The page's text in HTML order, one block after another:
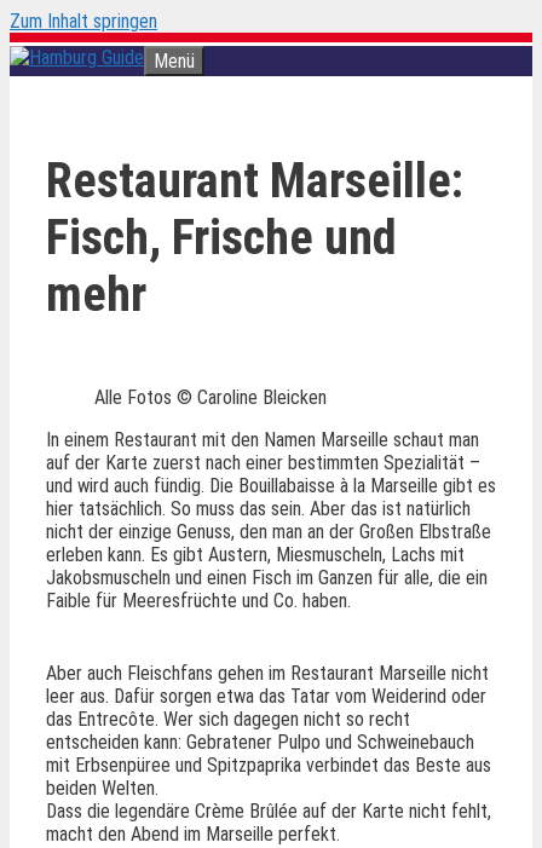
Zum Inhalt springen
Menü
Restaurant Marseille:
Fisch, Frische und
mehr
Alle Fotos © Caroline Bleicken
In einem Restaurant mit den Namen Marseille schaut man
auf der Karte zuerst nach einer bestimmten Spezialität –
und wird auch fündig. Die Bouillabaisse à la Marseille gibt es
hier tatsächlich. So muss das sein. Aber das ist natürlich
nicht der einzige Genuss, den man an der Großen Elbstraße
erleben kann. Es gibt Austern, Miesmuscheln, Lachs mit
Jakobsmuscheln und einen Fisch im Ganzen für alle, die ein
Faible für Meeresfrüchte und Co. haben.
Aber auch Fleischfans gehen im Restaurant Marseille nicht
leer aus. Dafür sorgen etwa das Tatar vom Weiderind oder
das Entrecôte. Wer sich dagegen nicht so recht
entscheiden kann: Gebratener Pulpo und Schweinebauch
mit Erbsenpüree und Spitzpaprika verbindet das Beste aus
beiden Welten.
Dass die legendäre Crème Brûlée auf der Karte nicht fehlt,
macht den Abend im Marseille perfekt.